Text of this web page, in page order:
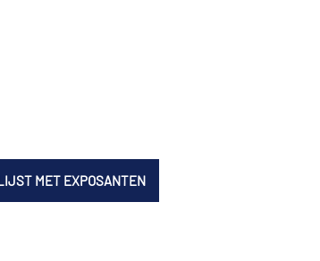
MET EXPOSANTEN